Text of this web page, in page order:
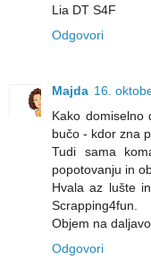
Lia DT S4F
Odgovori
Majda 16.
Kako domiselno
bučo - kdor zna
Tudi sama
popotovanju in
Hvala az lušte
Scrapping4fun.
Objem na
Odgovori